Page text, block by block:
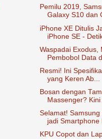
Pemilu 2019,
Galaxy S10 dan
iPhone XE Ditulis
iPhone SE -
Waspadai Exodus,
Pembobol Data
Resmi! Ini
yang Keren Ab...
Bosan dengan
Massenger? Kini
Selamat! Samsung
jadi Smartphone
KPU Copot dan